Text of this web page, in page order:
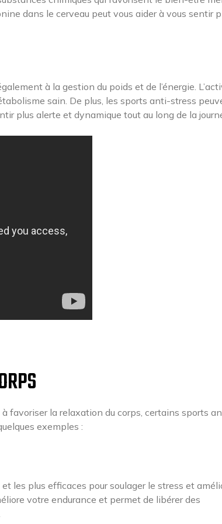
dans le cerveau peut vous aider à vous sentir
à la gestion du poids et de l’énergie.
sain. De plus, les sports anti-stress
plus alerte et dynamique tout au long de la
favoriser la relaxation du corps, certains sports
exemples :
les plus efficaces pour soulager le stress et
votre endurance et permet de libérer des